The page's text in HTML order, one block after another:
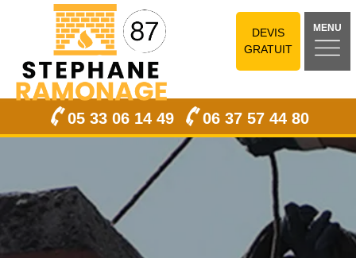
DEVIS
GRATUIT
MENU
05 33 06 14 49 06 37 57 44 80